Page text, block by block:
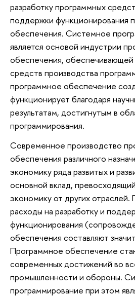
разработку программных
поддержки функционирования
обеспечения. Системное
является основой индустрии
обеспечения,
средств производства
программное обеспечение
функционирует благодаря
результатам, достигнутым в
программирования.
Современное производство
обеспечения различного
экономику ряда развитых и
основной вклад,
экономику от других
расходы на разработку и
функционирования
обеспечения составляют
Программное обеспечение
современных достижений во
промышленности и обороны.
программирование при этом